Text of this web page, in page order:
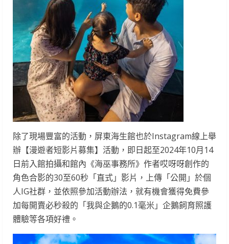
除了現場豐富的活動，屏東海生館也於Instagram線上舉
辦【漫遊者短影片募集】活動，即日起至2024年10月14
日前入館拍攝和館內《海巫事務所》作者哎呀呀創作的
角色合影的30至60秒「直式」影片，上傳「公開」於個
人IG社群，並依照參加活動辦法，就有機會獲得免費參
加每開賣必秒殺的「我與企鵝的0.1毫米」企鵝飼育照護
體驗等各項好禮。